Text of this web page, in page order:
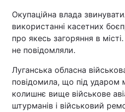
Окупаційна влада
використанні касетних
про якесь загоряння в
не повідомляли.
Луганська обласна
повідомила, що під ударом
колишнє вище військове
штурманів і військовий